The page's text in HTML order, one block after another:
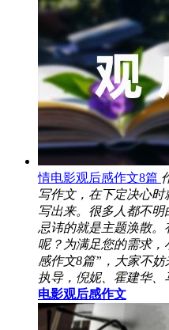
情电影观后感作文8篇
写作文，在下定决心
写出来。很多人都不
忌讳的就是主题涣散
呢？为满足您的需求
感作文8篇”，大家不
执导，倪妮、霍建华、
电影观后感作文